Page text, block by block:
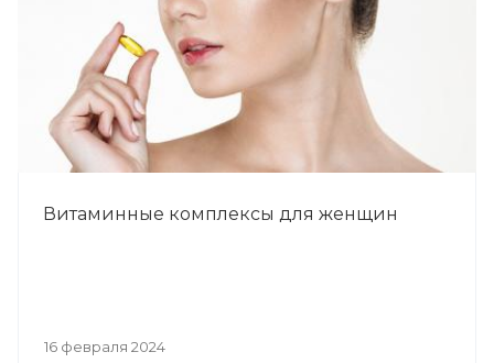
Витаминные комплексы для женщин
16 февраля 2024